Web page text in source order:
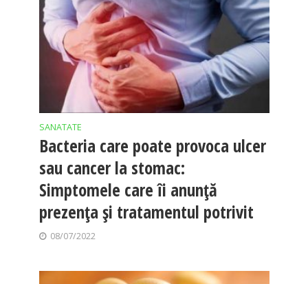
SANATATE
Bacteria care poate provoca ulcer
sau cancer la stomac:
Simptomele care îi anunță
prezența și tratamentul potrivit
08/07/2022